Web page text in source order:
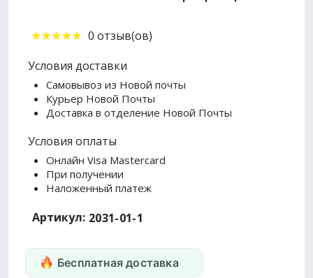
0 отзыв(ов)
Условия доставки
Самовывоз из Новой почты
Курьер Новой Почты
Доставка в отделение Новой Почты
Условия оплаты
Онлайн Visa Mastercard
При получении
Наложенный платеж
Артикул: 2031-01-1
Бесплатная доставка